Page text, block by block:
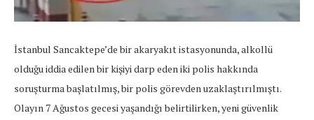
İstanbul Sancaktepe’de bir akaryakıt istasyonunda, alkollü
olduğu iddia edilen bir kişiyi darp eden iki polis hakkında
soruşturma başlatılmış, bir polis görevden uzaklaştırılmıştı.
Olayın 7 Ağustos gecesi yaşandığı belirtilirken, yeni güvenlik